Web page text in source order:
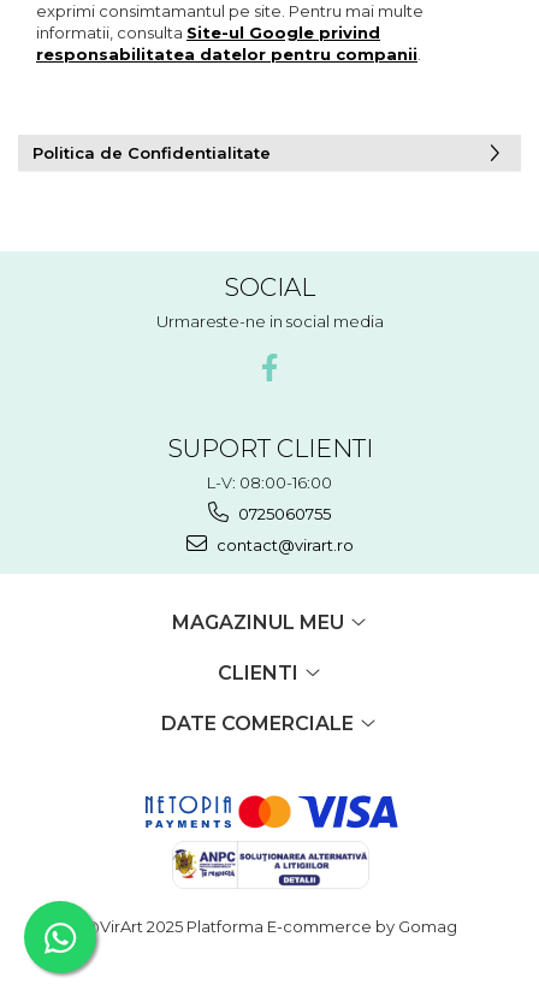
exprimi consimtamantul pe site. Pentru mai multe
informatii, consulta Site-ul Google privind
responsabilitatea datelor pentru companii
Politica de Confidentialitate
SOCIAL
Urmareste-ne in social media
SUPORT CLIENTI
L-V: 08:00-16:00
0725060755
contact@virart.ro
MAGAZINUL MEU
CLIENTI
DATE COMERCIALE
@VirArt 2025 Platforma E-commerce by Gomag